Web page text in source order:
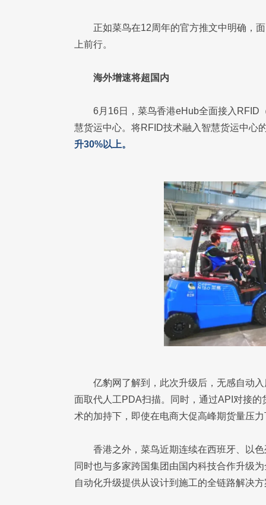
正如菜鸟在12周年的官方推文中明确，
上前行。
海外增速将超国内
6月16日，菜鸟香港eHub全面接入RFID
慧货运中心。将RFID技术融入智慧货运中心
升30%以上。
亿豹网了解到，此次升级后，无感自动
面取代人工PDA扫描。同时，通过API对接
术的加持下，即使在电商大促高峰期货量压
香港之外，菜鸟近期连续在西班牙、以
同时也与多家跨国集团由国内科技合作升级
自动化升级提供从设计到施工的全链路解决